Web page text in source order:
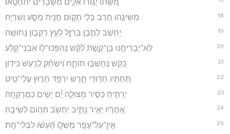
מִ֭שֵּׂתוֹ יָג֣וּרוּ אֵלִ֑ים מִ֝שְּׁבָרִ֗ים יִתְחַטָּֽאוּ׃
18 מַשִּׂיגֵ֣הוּ חֶ֭רֶב בְּלִ֣י תָק֑וּם חֲנִ֖ית מַסָּ֣ע וְשִׁרְיָֽה׃
19 יַחְשֹׁ֣ב לְתֶ֣בֶן בַּרְזֶ֑ל לְעֵ֖ץ רִקָּב֣וֹן נְחוּשָֽׁה׃
20 לֹֽא־יַבְרִיחֶ֥נּוּ בֶן־קָ֑שֶׁת לְ֝קַ֗שׁ נֶהְפְּכוּ־ל֥וֹ אַבְנֵי־קָֽלַע׃
21 כְּ֭קַשׁ נֶחְשְׁב֣וּ תוֹתָ֑ח וְ֝יִשְׂחַ֗ק לְרַ֣עַשׁ כִּידֽוֹן׃
22 תַּ֭חְתָּיו חַדּ֣וּדֵי חָ֑רֶשׂ יִרְפַּ֖ד חָר֣וּץ עֲלֵי־טִֽיט׃
23 יַרְתִּ֣יחַ כַּסִּ֣יר מְצוּלָ֑ה יָ֝֗ם יָשִׂ֥ים כַּמֶּרְקָחָֽה׃
24 אַ֭חֲרָיו יָאִ֣יר נָתִ֑יב יַחְשֹׁ֖ב תְּה֣וֹם לְשֵׂיבָֽה׃
25 אֵֽין־עַל־עָפָ֥ר מָשְׁל֑וֹ הֶ֝עָשׂ֗וּ לִבְלִי־חָֽת׃